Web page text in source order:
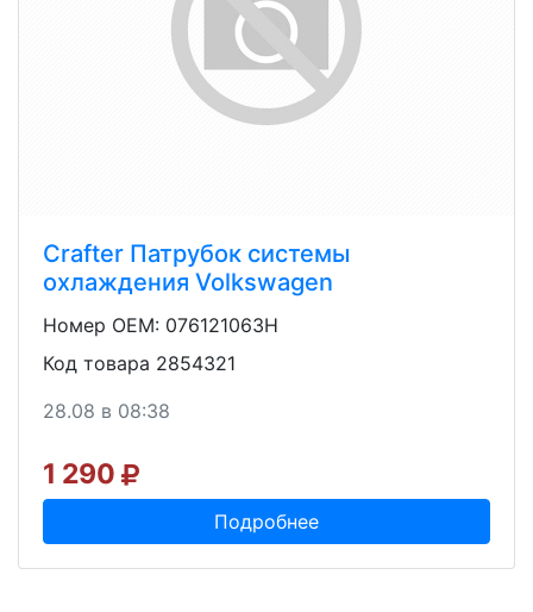
Crafter Патрубок системы
охлаждения Volkswagen
Номер OEM: 076121063H
Код товара 2854321
28.08 в 08:38
1 290
Подробнее